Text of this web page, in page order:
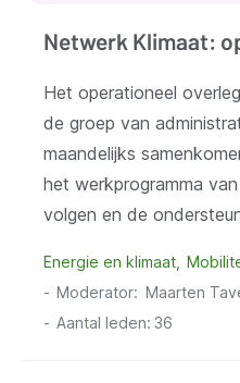
Netwerk Klimaat:
Het operationeel
de groep van
maandelijks
het werkprogramma
volgen en de
Energie en klimaat
Moderator
Maarten
Aantal leden: 36